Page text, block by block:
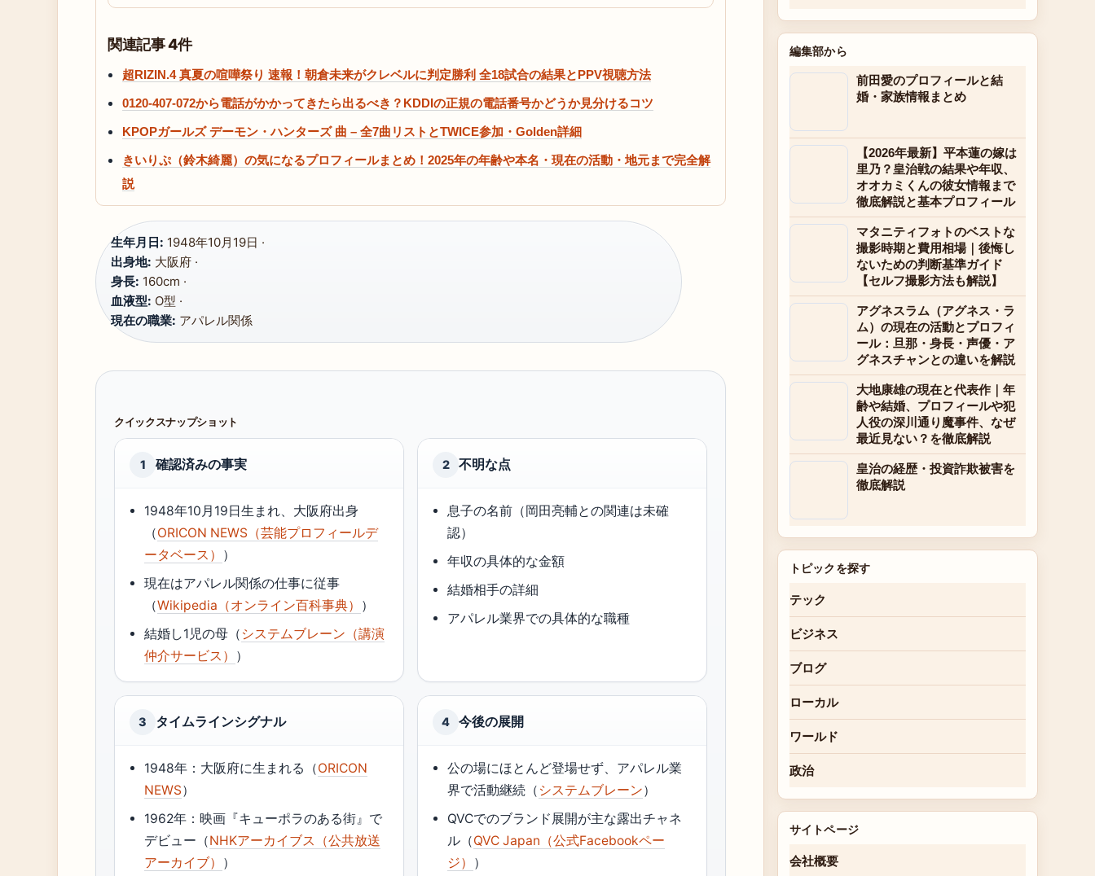
関連記事 4件
超RIZIN.4 真夏の喧嘩祭り 速報！朝倉未来がクレベルに判定勝利 全18試合の結果とPPV視聴方法
0120-407-072から電話がかかってきたら出るべき？KDDIの正規の電話番号かどうか見分けるコツ
KPOPガールズ デーモン・ハンターズ 曲 – 全7曲リストとTWICE参加・Golden詳細
きいりぷ（鈴木綺麗）の気になるプロフィールまとめ！2025年の年齢や本名・現在の活動・地元まで完全解
説
生年月日: 1948年10月19日 ·
出身地: 大阪府 ·
身長: 160cm ·
血液型: O型 ·
現在の職業: アパレル関係
クイックスナップショット
1 確認済みの事実
1948年10月19日生まれ、大阪府出身
（ORICON NEWS（芸能プロフィールデ
ータベース） ）
現在はアパレル関係の仕事に従事
（Wikipedia（オンライン百科事典） ）
結婚し1児の母（ システムブレーン（講演
仲介サービス） ）
2 不明な点
息子の名前（岡田亮輔との関連は未確
認）
年収の具体的な金額
結婚相手の詳細
アパレル業界での具体的な職種
3 タイムラインシグナル
1948年：大阪府に生まれる（ORICON
NEWS）
1962年：映画『キューポラのある街』で
デビュー（NHKアーカイブス（公共放送
アーカイブ） ）
4 今後の展開
公の場にほとんど登場せず、アパレル業
界で活動継続（ システムブレーン）
QVCでのブランド展開が主な露出チャネ
ル（QVC Japan（公式Facebookペー
ジ） ）
編集部から
前田愛のプロフィールと結
婚・家族情報まとめ
【2026年最新】平本蓮の嫁は
里乃？皇治戦の結果や年収、
オオカミくんの彼女情報まで
徹底解説と基本プロフィール
マタニティフォトのベストな
撮影時期と費用相場｜後悔し
ないための判断基準ガイド
【セルフ撮影方法も解説】
アグネスラム（アグネス・ラ
ム）の現在の活動とプロフィ
ール：旦那・身長・声優・ア
グネスチャンとの違いを解説
大地康雄の現在と代表作｜年
齢や結婚、プロフィールや犯
人役の深川通り魔事件、なぜ
最近見ない？を徹底解説
皇治の経歴・投資詐欺被害を
徹底解説
トピックを探す
テック
ビジネス
ブログ
ローカル
ワールド
政治
サイトページ
会社概要